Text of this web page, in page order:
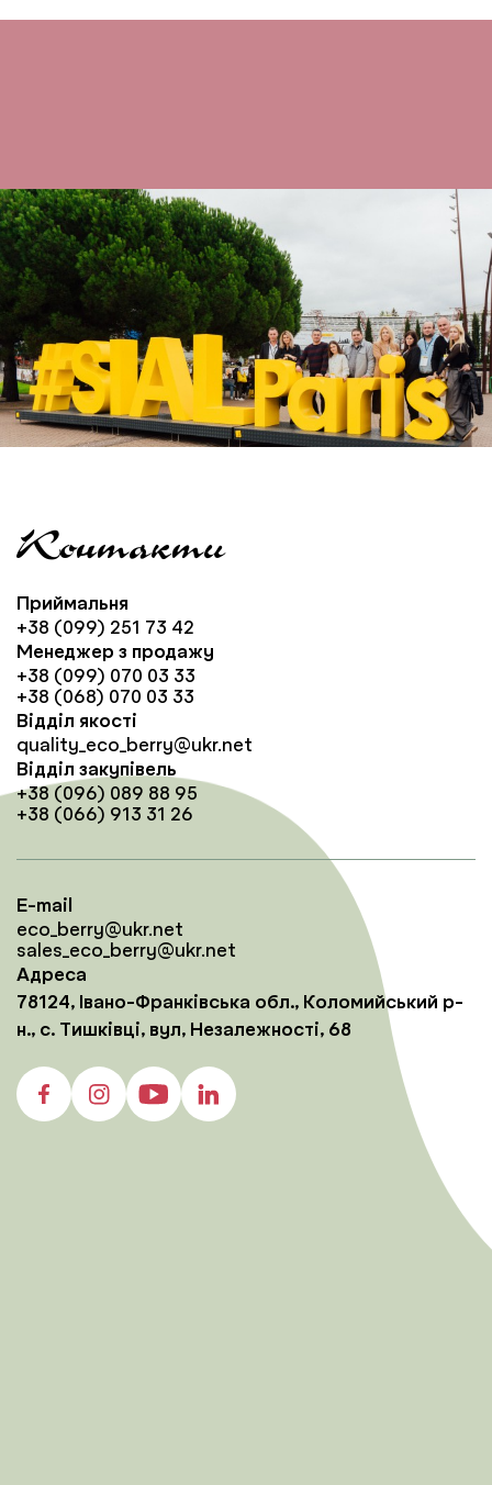
Контакти
Приймальня
+38 (099) 251 73 42
Менеджер з продажу
+38 (099) 070 03 33
+38 (068) 070 03 33
Відділ якості
quality_eco_berry@ukr.net
Відділ закупівель
+38 (096) 089 88 95
+38 (066) 913 31 26
E-mail
eco_berry@ukr.net
sales_eco_berry@ukr.net
Адреса
78124, Івано-Франківська обл., Коломийський р-
н., с. Тишківці, вул, Незалежності, 68